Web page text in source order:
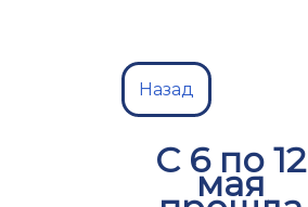
Назад
С 6 по 12
мая